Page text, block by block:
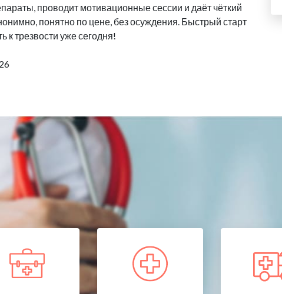
проводит мотивационные сессии и даёт чёткий
понятно по цене, без осуждения. Быстрый старт
к трезвости уже сегодня!